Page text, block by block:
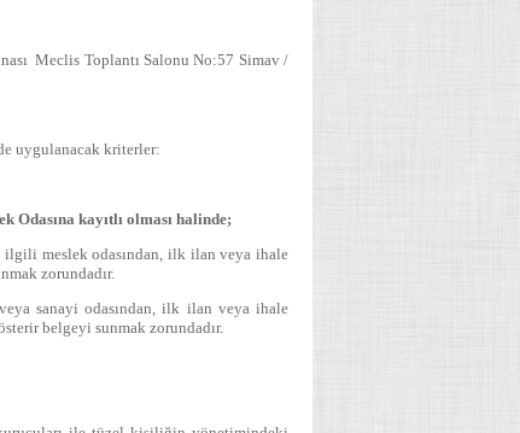
Meclis Toplantı Salonu No:57 Simav /
uygulanacak kriterler:
Odasına kayıtlı olması halinde;
ilgili meslek odasından, ilk ilan veya ihale
zorundadır.
sanayi odasından, ilk ilan veya ihale
belgeyi sunmak zorundadır.